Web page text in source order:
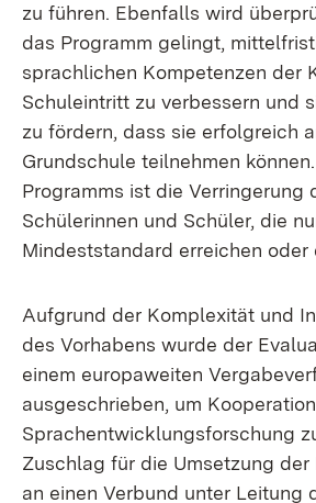
zu führen. Ebenfalls wird
das Programm gelingt,
sprachlichen Kompetenzen der
Schuleintritt zu verbessern und
zu fördern, dass sie erfolgreich
Grundschule teilnehmen
Programms ist die Verringerung
Schülerinnen und Schüler, die
Mindeststandard erreichen oder
Aufgrund der Komplexität und
des Vorhabens wurde der
einem europaweiten
ausgeschrieben, um
Sprachentwicklungsforschung
Zuschlag für die Umsetzung der
an einen Verbund unter Leitung